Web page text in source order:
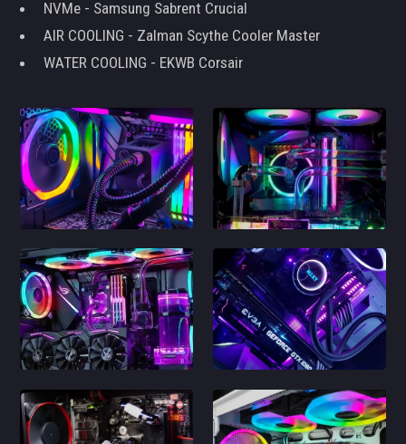
NVMe - Samsung Sabrent Crucial
AIR COOLING - Zalman Scythe Cooler Master
WATER COOLING - EKWB Corsair